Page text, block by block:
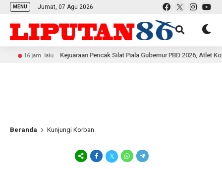
MENU Jumat, 07 Agu 2026
16 jam lalu Kejuaraan Pencak Silat Piala Gubernur PBD 2026, Atlet Kodam
Beranda Kunjungi Korban